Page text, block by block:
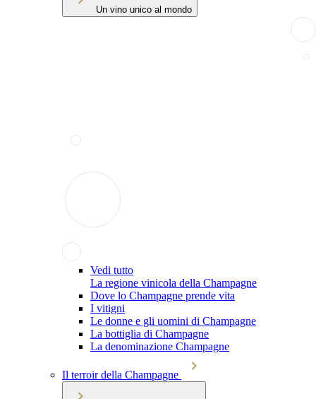
Un vino unico al mondo
Vedi tutto
La regione vinicola della Champagne
Dove lo Champagne prende vita
I vitigni
Le donne e gli uomini di Champagne
La bottiglia di Champagne
La denominazione Champagne
Il terroir della Champagne